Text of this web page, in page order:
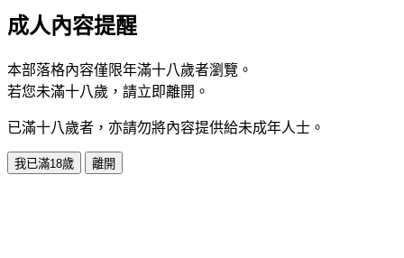
成人內容提醒
本部落格內容僅限年滿十八歲者瀏覽。
若您未滿十八歲，請立即離開。
已滿十八歲者，亦請勿將內容提供給未成年人士。
我已滿18歲 離開